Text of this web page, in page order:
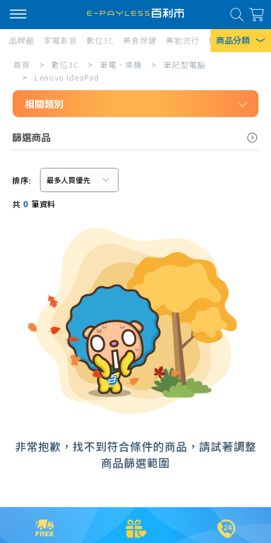
商品分類
熱門搜尋
風扇
口罩
除濕機
Iphone 17
品牌館 家電影音 數位3C 美食保健 美妝流行 傢俱寢具 居
Lenovo
IdeaPad
首頁 > 數位3C > 筆電、桌機 >
筆記型電腦
>
Lenovo IdeaPad
相關類別
筆電、桌機
筆記型電腦
Asus
Acer
HUAWEI 華為
Lenovo IdeaPad
Lenovo ThinkPad
Microsoft 微軟商用
msi 微星
品牌筆電
篩選商品
信用卡/Line Pay/ATM
分期0利率
超商付款
~
確定範圍
排序:
共 0 筆資料
非常抱歉，找不到符合條件的商品，請試著調整
商品篩選範圍